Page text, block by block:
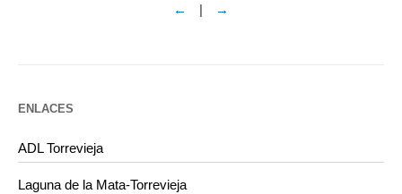
← | →
ENLACES
ADL Torrevieja
Laguna de la Mata-Torrevieja